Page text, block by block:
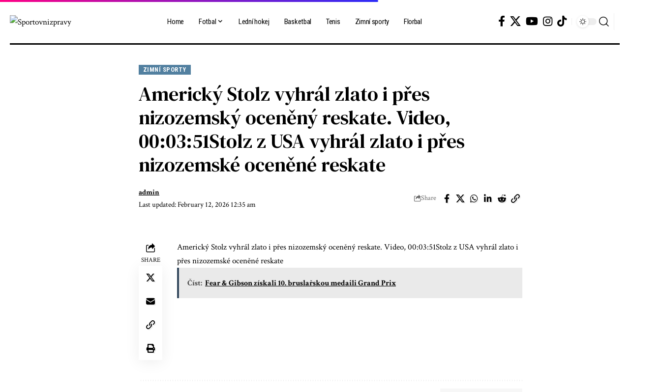
Home Fotbal Lední hokej Basketbal Tenis Zimní sporty Florbal
ZIMNÍ SPORTY
Americký Stolz vyhrál zlato i přes
nizozemský oceněný reskate. Video,
00:03:51Stolz z USA vyhrál zlato i přes
nizozemské oceněné reskate
Last updated: February 12, 2026 12:35 am
admin
Share
SHARE
Americký Stolz vyhrál zlato i přes nizozemský oceněný reskate. Video, 00:03:51Stolz z USA vyhrál zlato i
přes nizozemské oceněné reskate
Číst: Fear & Gibson získali 10. bruslařskou medaili Grand Prix